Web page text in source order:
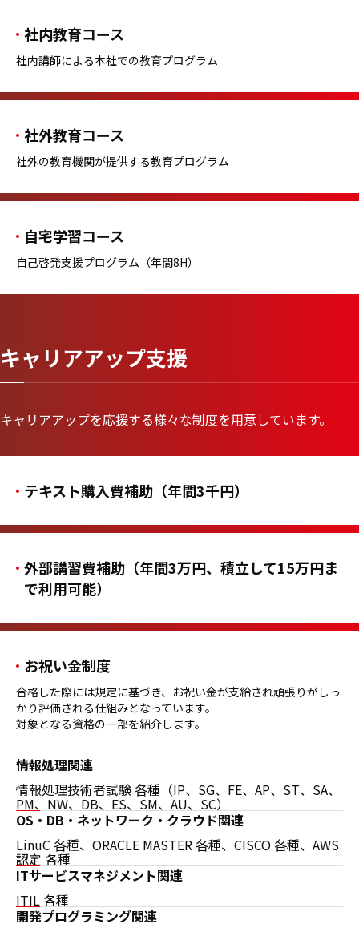
社内教育コース
社内講師による本社での教育プログラム
社外教育コース
社外の教育機関が提供する教育プログラム
自宅学習コース
自己啓発支援プログラム（年間8H）
キャリアアップ支援
キャリアアップを応援する様々な制度を用意しています。
テキスト購入費補助（年間3千円）
外部講習費補助（年間3万円、積立して15万円ま
で利用可能）
お祝い金制度
合格した際には規定に基づき、お祝い金が支給され頑張りがしっ
かり評価される仕組みとなっています。
対象となる資格の一部を紹介します。
情報処理関連
情報処理技術者試験 各種（IP、SG、FE、AP、ST、SA、
PM、NW、DB、ES、SM、AU、SC）
OS・DB・ ネットワーク・ クラウド関連
LinuC 各種、ORACLE MASTER 各種、CISCO 各種、AWS
認定 各種
ITサービスマネジメント関連
ITIL 各種
開発プログラミング関連